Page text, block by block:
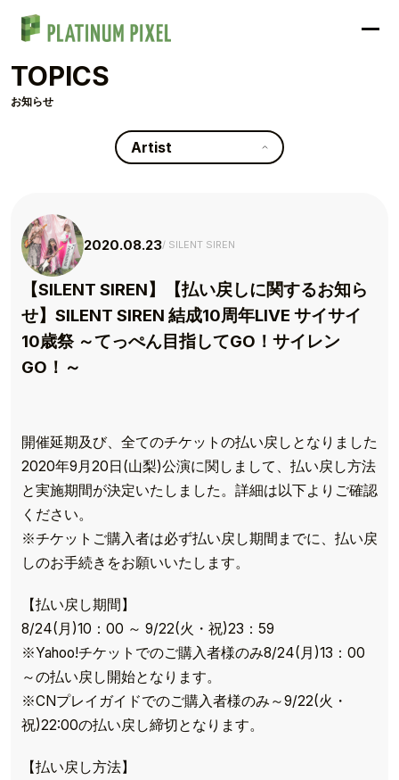
TOPICS
お知らせ
Artist
2020.08.23 SILENT SIREN
【SILENT SIREN】【払い戻しに関するお知ら
せ】SILENT SIREN 結成10周年LIVE サイサイ
10歳祭 ～てっぺん目指してGO！サイレン
GO！～
開催延期及び、全てのチケットの払い戻しとなりました
2020年9月20日(山梨)公演に関しまして、払い戻し方法
と実施期間が決定いたしました。詳細は以下よりご確認
ください。
※チケットご購入者は必ず払い戻し期間までに、払い戻
しのお手続きをお願いいたします。
【払い戻し期間】
8/24(月)10：00 ～ 9/22(火・祝)23：59
※Yahoo!チケットでのご購入者様のみ8/24(月)13：00
～の払い戻し開始となります。
※CNプレイガイドでのご購入者様のみ～9/22(火・
祝)22:00の払い戻し締切となります。
【払い戻し方法】